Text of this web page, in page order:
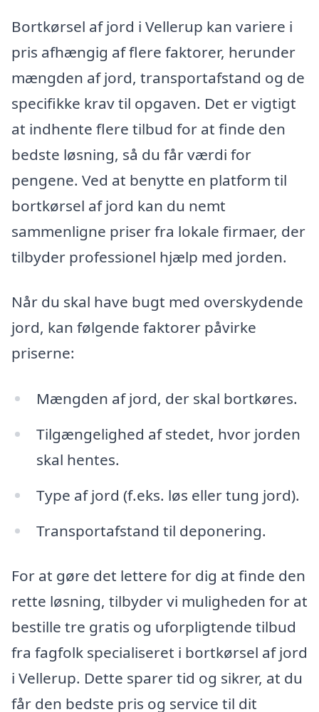
Bortkørsel af jord i Vellerup kan variere i
pris afhængig af flere faktorer, herunder
mængden af jord, transportafstand og de
specifikke krav til opgaven. Det er vigtigt
at indhente flere tilbud for at finde den
bedste løsning, så du får værdi for
pengene. Ved at benytte en platform til
bortkørsel af jord kan du nemt
sammenligne priser fra lokale firmaer, der
tilbyder professionel hjælp med jorden.
Når du skal have bugt med overskydende
jord, kan følgende faktorer påvirke
priserne:
Mængden af jord, der skal bortkøres.
Tilgængelighed af stedet, hvor jorden
skal hentes.
Type af jord (f.eks. løs eller tung jord).
Transportafstand til deponering.
For at gøre det lettere for dig at finde den
rette løsning, tilbyder vi muligheden for at
bestille tre gratis og uforpligtende tilbud
fra fagfolk specialiseret i bortkørsel af jord
i Vellerup. Dette sparer tid og sikrer, at du
får den bedste pris og service til dit